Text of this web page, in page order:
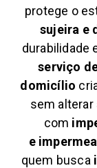
protege o
sujeira e
durabilidade
serviço
domicílio
sem alterar
com
e
quem busca